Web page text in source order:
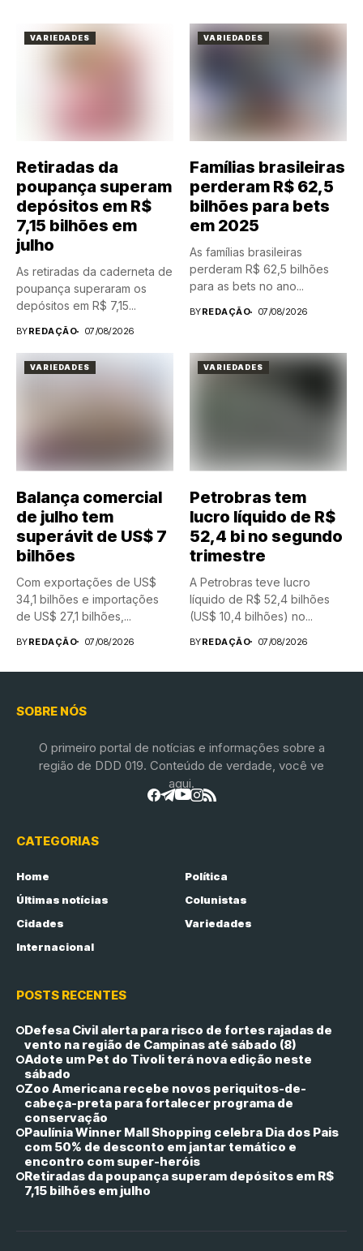
VARIEDADES
Retiradas da
poupança superam
depósitos em R$
7,15 bilhões em
julho
As retiradas da caderneta de
poupança superaram os
depósitos em R$ 7,15...
BYREDAÇÃO 07/08/2026
VARIEDADES
Famílias brasileiras
perderam R$ 62,5
bilhões para bets
em 2025
As famílias brasileiras
perderam R$ 62,5 bilhões
para as bets no ano...
BYREDAÇÃO 07/08/2026
VARIEDADES
Balança comercial
de julho tem
superávit de US$ 7
bilhões
Com exportações de US$
34,1 bilhões e importações
de US$ 27,1 bilhões,...
BYREDAÇÃO 07/08/2026
VARIEDADES
Petrobras tem
lucro líquido de R$
52,4 bi no segundo
trimestre
A Petrobras teve lucro
líquido de R$ 52,4 bilhões
(US$ 10,4 bilhões) no...
BYREDAÇÃO 07/08/2026
SOBRE NÓS
O primeiro portal de notícias e informações sobre a
região de DDD 019. Conteúdo de verdade, você ve
aqui.
CATEGORIAS
Home
Política
Últimas notícias
Colunistas
Cidades
Variedades
Internacional
POSTS RECENTES
Defesa Civil alerta para risco de fortes rajadas de
vento na região de Campinas até sábado (8)
Adote um Pet do Tivoli terá nova edição neste
sábado
Zoo Americana recebe novos periquitos-de-
cabeça-preta para fortalecer programa de
conservação
Paulínia Winner Mall Shopping celebra Dia dos Pais
com 50% de desconto em jantar temático e
encontro com super-heróis
Retiradas da poupança superam depósitos em R$
7,15 bilhões em julho